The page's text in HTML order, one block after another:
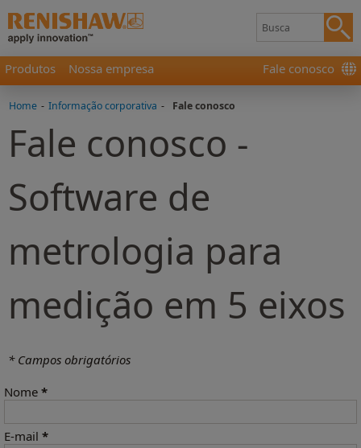
Produtos Nossa empresa Fale conosco
Home - Informação corporativa - Fale conosco
Fale conosco -
Software de
metrologia para
medição em 5 eixos
* Campos obrigatórios
Nome *
E-mail *